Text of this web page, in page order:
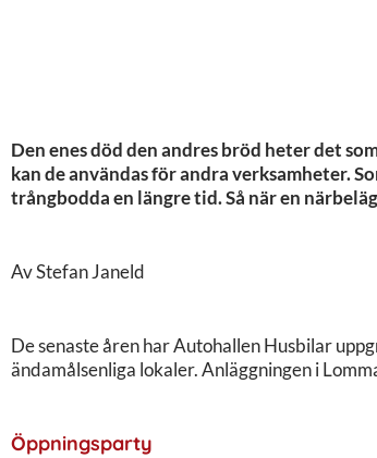
Den enes död den andres bröd heter det
kan de användas för andra verksamheter.
trångbodda en längre tid. Så när en
Av Stefan Janeld
De senaste åren har Autohallen Husbilar
ändamålsenliga lokaler. Anläggningen i
Öppningsparty